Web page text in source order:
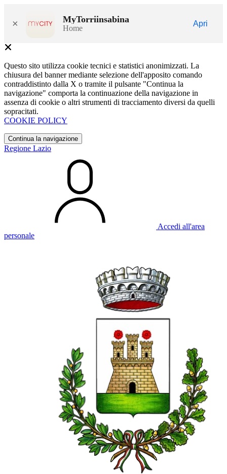
× MyTorriinsabina
Home
Apri
Questo sito utilizza cookie tecnici e statistici anonimizzati. La
chiusura del banner mediante selezione dell'apposito comando
contraddistinto dalla X o tramite il pulsante "Continua la
navigazione" comporta la continuazione della navigazione in
assenza di cookie o altri strumenti di tracciamento diversi da quelli
sopracitati.
COOKIE POLICY
Continua la navigazione
Regione Lazio
Accedi all'area
personale